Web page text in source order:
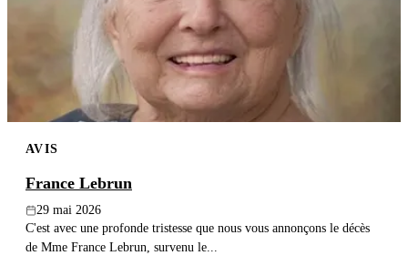
AVIS
France Lebrun
29 mai 2026
C'est avec une profonde tristesse que nous vous annonçons le décès
de Mme France Lebrun, survenu le...